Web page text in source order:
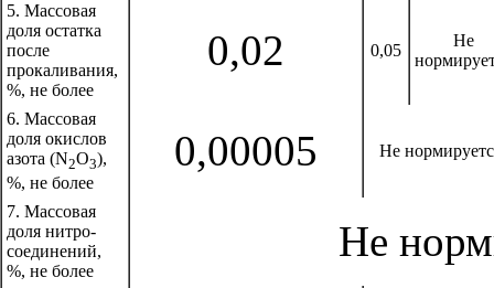
5. Массовая
доля остатка
после
прокаливания,
%, не более
0,02 0,05
Не
6. Массовая
доля окислов
азота (N2O3),
%, не более
0,00005 Не
7. Массовая
доля нитро-
соединений,
%, не более
Не